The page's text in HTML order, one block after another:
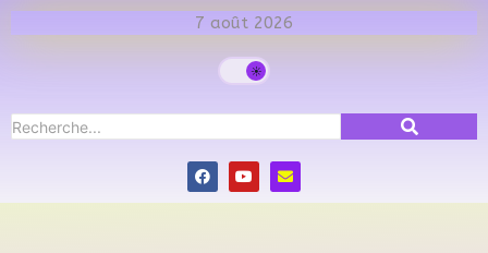
7 août 2026